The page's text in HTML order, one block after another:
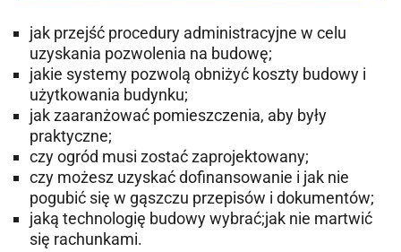
jak przejść procedury administracyjne w celu
uzyskania pozwolenia na budowę;
jakie systemy pozwolą obniżyć koszty budowy i
użytkowania budynku;
jak zaaranżować pomieszczenia, aby były
praktyczne;
czy ogród musi zostać zaprojektowany;
czy możesz uzyskać dofinansowanie i jak nie
pogubić się w gąszczu przepisów i dokumentów;
jaką technologię budowy wybrać;jak nie martwić
się rachunkami.